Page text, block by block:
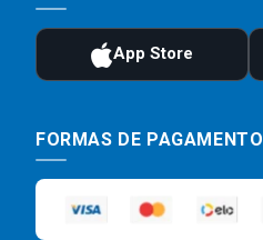
FORMAS DE PAGAMENTO